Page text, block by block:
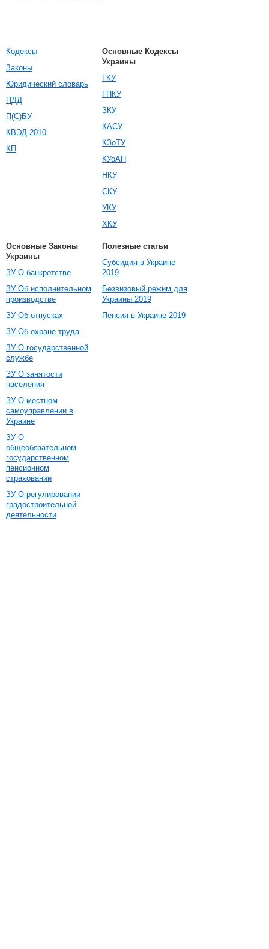
Кодексы
Законы
Юридический словарь
ПДД
П(С)БУ
КВЭД-2010
КП
Основные Кодексы
Украины
ГКУ
ГПКУ
ЗКУ
КАСУ
КЗоТУ
КУоАП
НКУ
СКУ
УКУ
ХКУ
Основные Законы
Украины
ЗУ О банкротстве
ЗУ Об исполнительном
производстве
ЗУ Об отпусках
ЗУ Об охране труда
ЗУ О государственной
службе
ЗУ О занятости
населения
ЗУ О местном
самоуправлении в
Украине
ЗУ О
общеобязательном
государственном
пенсионном
страховании
ЗУ О регулировании
градостроительной
деятельности
Полезные статьи
Субсидия в Украине
2019
Безвизовый режим для
Украины 2019
Пенсия в Украине 2019